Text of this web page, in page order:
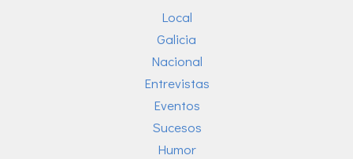
Local
Galicia
Nacional
Entrevistas
Eventos
Sucesos
Humor